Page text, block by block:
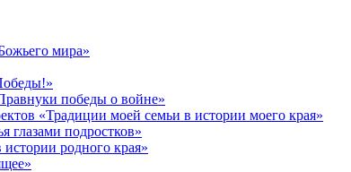
мира»
победы о войне»
«Традиции моей семьи в истории моего края»
глазами подростков»
родного края»